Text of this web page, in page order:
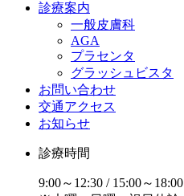
診療案内
一般皮膚科
AGA
プラセンタ
グラッシュビスタ
お問い合わせ
交通アクセス
お知らせ
診療時間
9:00～12:30 / 15:00～18:00